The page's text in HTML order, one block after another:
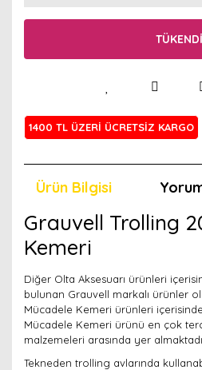
TÜKENDİ
1400 TL ÜZERİ ÜCRETSİZ KARGO
Ürün Bilgisi
Grauvell Trolling
Kemeri
Diğer Olta Aksesuarı ürünleri
bulunan Grauvell markalı ürünler
Mücadele Kemeri ürünleri
Mücadele Kemeri ürünü en çok
malzemeleri arasında yer
Tekneden trolling avlarında